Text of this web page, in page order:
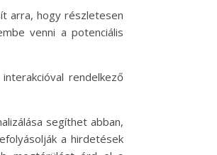
arra, hogy részletesen
venni a potenciális
rendelkező
segíthet abban,
a hirdetések